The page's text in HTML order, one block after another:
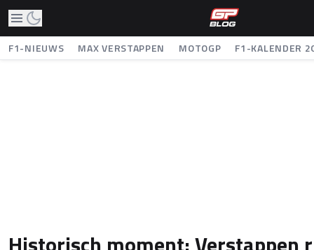
F1-NIEUWS MAX VERSTAPPEN MOTOGP F1-KALENDER